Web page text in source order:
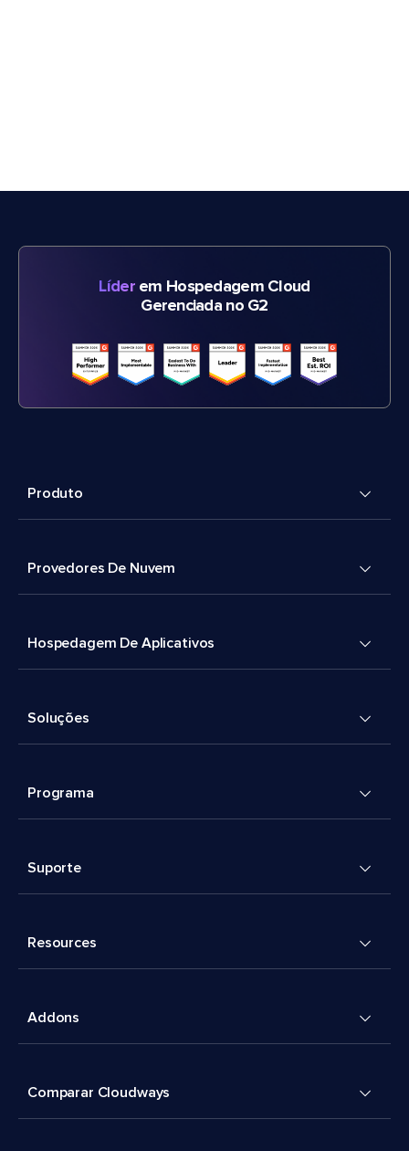
Líderem Hospedagem Cloud
Gerenciada no G2
Produto
Provedores De Nuvem
Hospedagem De Aplicativos
Soluções
Programa
Suporte
Resources
Addons
Comparar Cloudways